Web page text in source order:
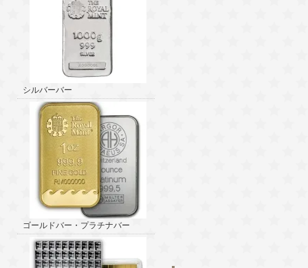
シルバーバー
ゴールドバー・プラチナバー